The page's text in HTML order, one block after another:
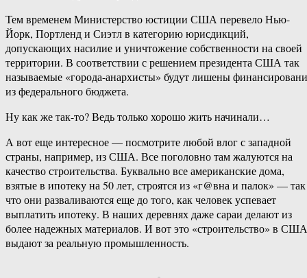
Тем временем Министерство юстиции США перевело Нью-
Йорк, Портленд и Сиэтл в категорию юрисдикций,
допускающих насилие и уничтожение собственности на своей
территории. В соответствии с решением президента США так
называемые «города-анархисты» будут лишены
из федерального бюджета.
Ну как же так-то? Ведь только хорошо жить начинали…
А вот еще интересное — посмотрите любой влог с западной
страны, например, из США. Все поголовно там жалуются на
качество строительства. Буквально все американские дома,
взятые в ипотеку на 50 лет, строятся из «г@вна и палок» — так
что они разваливаются еще до того, как человек успевает
выплатить ипотеку. В наших деревнях даже сараи делают из
более надежных материалов. И вот это «строительство» в США
выдают за реальную промышленность.